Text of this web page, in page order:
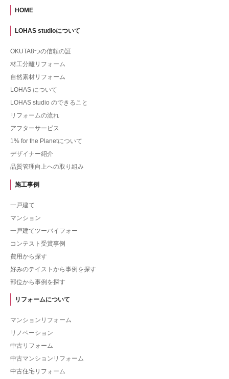
HOME
LOHAS studioについて
OKUTA8つの信頼の証
材工分離リフォーム
自然素材リフォーム
LOHAS について
LOHAS studio のできること
リフォームの流れ
アフターサービス
1% for the Planetについて
デザイナー紹介
品質管理向上への取り組み
施工事例
一戸建て
マンション
一戸建てツーバイフォー
コンテスト受賞事例
費用から探す
好みのテイストから事例を探す
部位から事例を探す
リフォームについて
マンションリフォーム
リノベーション
中古リフォーム
中古マンションリフォーム
中古住宅リフォーム